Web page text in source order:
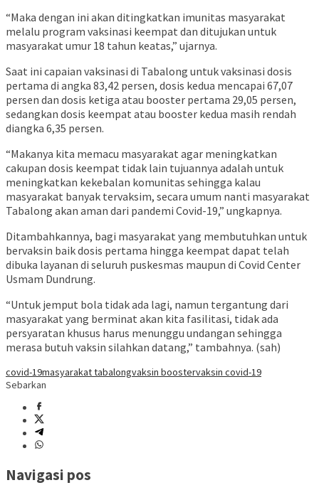
“Maka dengan ini akan ditingkatkan imunitas masyarakat
melalu program vaksinasi keempat dan ditujukan untuk
masyarakat umur 18 tahun keatas,” ujarnya.
Saat ini capaian vaksinasi di Tabalong untuk vaksinasi dosis
pertama di angka 83,42 persen, dosis kedua mencapai 67,07
persen dan dosis ketiga atau booster pertama 29,05 persen,
sedangkan dosis keempat atau booster kedua masih rendah
diangka 6,35 persen.
“Makanya kita memacu masyarakat agar meningkatkan
cakupan dosis keempat tidak lain tujuannya adalah untuk
meningkatkan kekebalan komunitas sehingga kalau
masyarakat banyak tervaksim, secara umum nanti masyarakat
Tabalong akan aman dari pandemi Covid-19,” ungkapnya.
Ditambahkannya, bagi masyarakat yang membutuhkan untuk
bervaksin baik dosis pertama hingga keempat dapat telah
dibuka layanan di seluruh puskesmas maupun di Covid Center
Usmam Dundrung.
“Untuk jemput bola tidak ada lagi, namun tergantung dari
masyarakat yang berminat akan kita fasilitasi, tidak ada
persyaratan khusus harus menunggu undangan sehingga
merasa butuh vaksin silahkan datang,” tambahnya. (sah)
covid-19masyarakat tabalongvaksin boostervaksin covid-19
Sebarkan
Navigasi pos